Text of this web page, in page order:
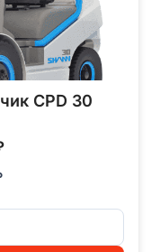
CPD 30